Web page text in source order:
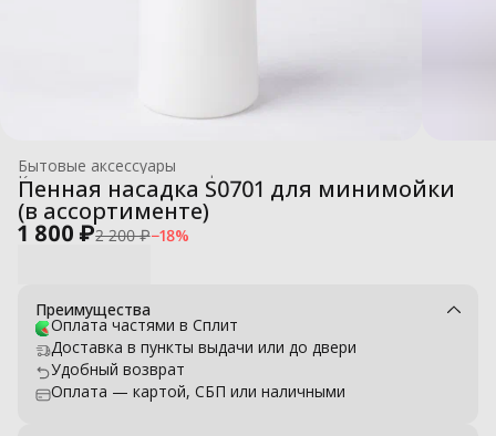
Бытовые аксессуары
Комплектующие для профессиональных моек высокого
Главная ›
Пенная насадка S0701 для минимойки
(в ассортименте)
1 800 ₽2 200 ₽−18%
Преимущества
Оплата частями в Сплит
Доставка в пункты выдачи или до двери
Удобный возврат
Оплата — картой, СБП или наличными